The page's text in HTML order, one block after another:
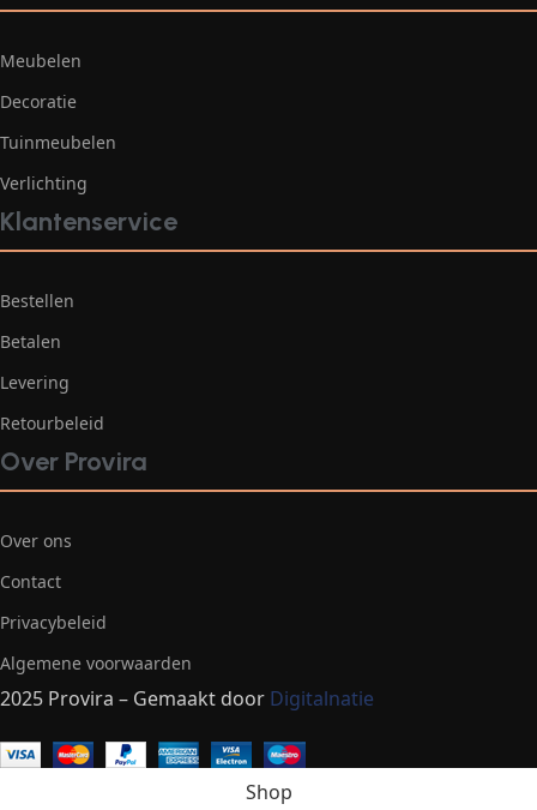
Meubelen
Decoratie
Tuinmeubelen
Verlichting
Klantenservice
Bestellen
Betalen
Levering
Retourbeleid
Over Provira
Over ons
Contact
Privacybeleid
Algemene voorwaarden
2025 Provira – Gemaakt door Digitalnatie
Shop